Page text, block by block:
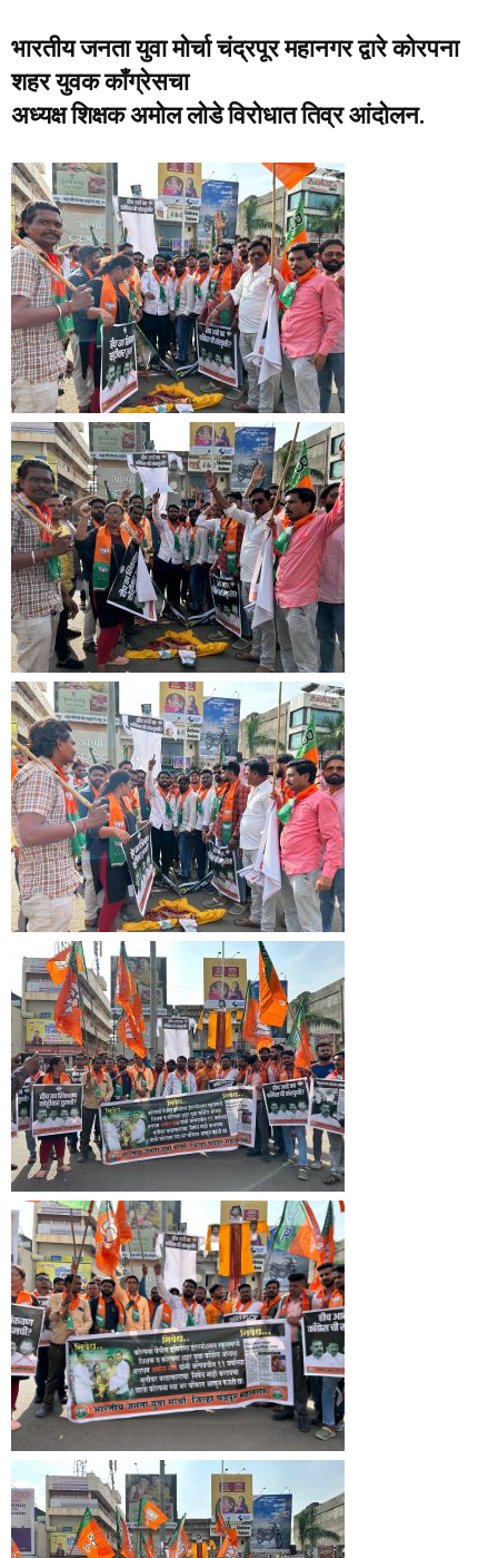
भारतीय जनता युवा मोर्चा चंद्रपूर महानगर द्वारे कोरपना
शहर युवक कॉंग्रेसचा
अध्‍यक्ष शिक्षक अमोल लोडे विरोधात तिव्र आंदोलन.